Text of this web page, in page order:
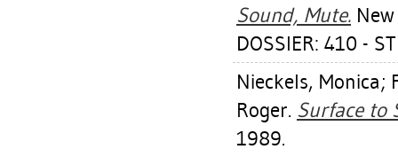
Sound, Mute.
DOSSIER: 410 -
Nieckels, Monica;
Roger. Surface to
1989.